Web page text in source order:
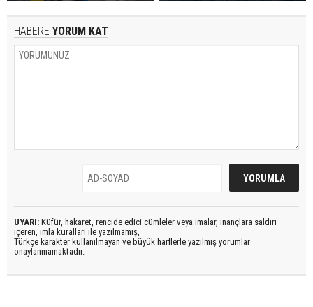
HABERE YORUM KAT
UYARI: Küfür, hakaret, rencide edici cümleler veya imalar, inançlara saldırı
içeren, imla kuralları ile yazılmamış,
Türkçe karakter kullanılmayan ve büyük harflerle yazılmış yorumlar
onaylanmamaktadır.